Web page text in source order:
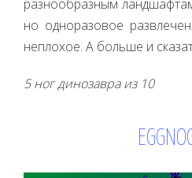
разнообразным
но одноразовое
неплохое. А больше и
5 ног динозавра из 10